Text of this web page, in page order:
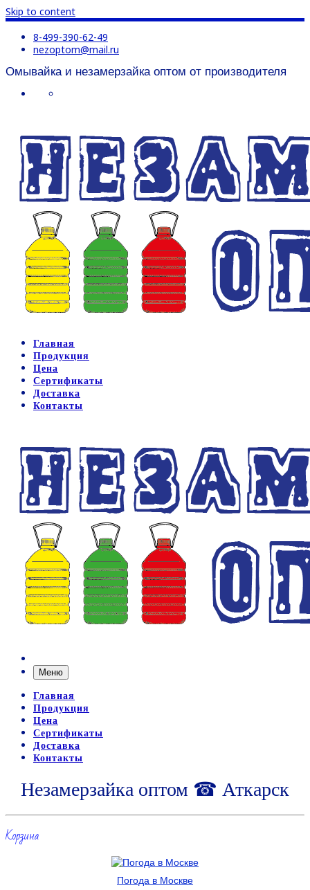
Skip to content
8-499-390-62-49
nezoptom@mail.ru
Омывайка и незамерзайка оптом от производителя
Главная
Продукция
Цена
Сертификаты
Доставка
Контакты
Меню
Главная
Продукция
Цена
Сертификаты
Доставка
Контакты
Незамерзайка оптом ☎ Аткарск
Корзина
Погода в Москве